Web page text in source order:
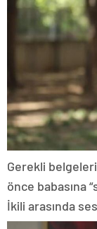
Gerekli
önce babasına
İkili arasında